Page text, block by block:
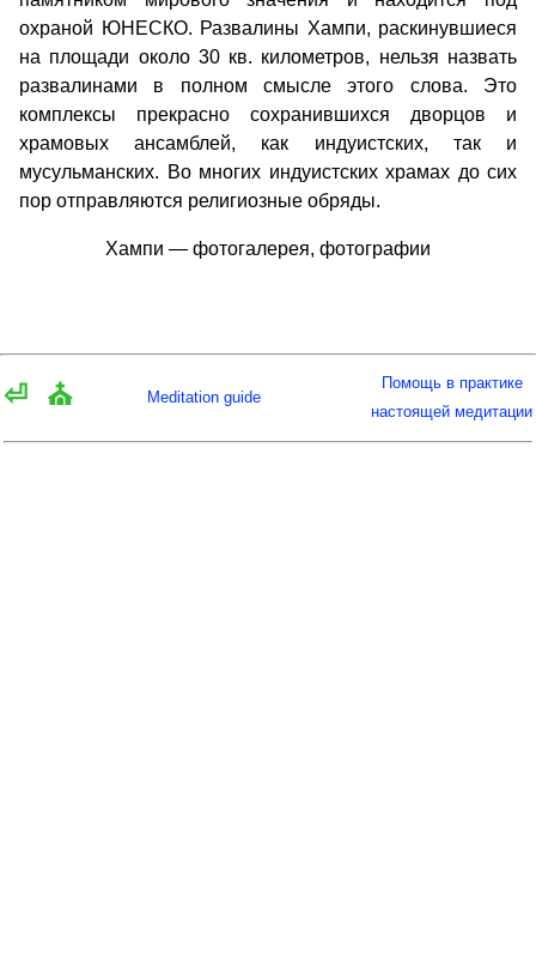
охраной ЮНЕСКО. Развалины Хампи, раскинувшиеся
на площади около 30 кв. километров, нельзя назвать
развалинами в полном смысле этого слова. Это
комплексы прекрасно сохранившихся дворцов и
храмовых ансамблей, как индуистских, так и
мусульманских. Во многих индуистских храмах до сих
пор отправляются религиозные обряды.
Хампи — фотогалерея, фотографии
⏎ ⛪ Meditation guide
Помощь в практике
настоящей медитации